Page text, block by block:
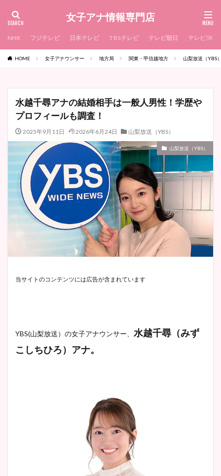
女子アナ情報専門店
NHK フジテレビ 日本テレビ TBSテレビ テレビ朝日 テレビ東京
HOME 女子アナウンサー 地方局 関東・甲信越地方 山梨放送（YBS
水越千尋アナの結婚相手は一般人男性！学歴や
プロフィールも調査！
2025年9月11日 2026年6月24日 山梨放送（YBS）
山梨放送（YBS）
当サイトのコンテンツには広告が含まれています
YBS(山梨放送） の女子アナウンサー、 水越千尋（みず
こしちひろ）アナ。